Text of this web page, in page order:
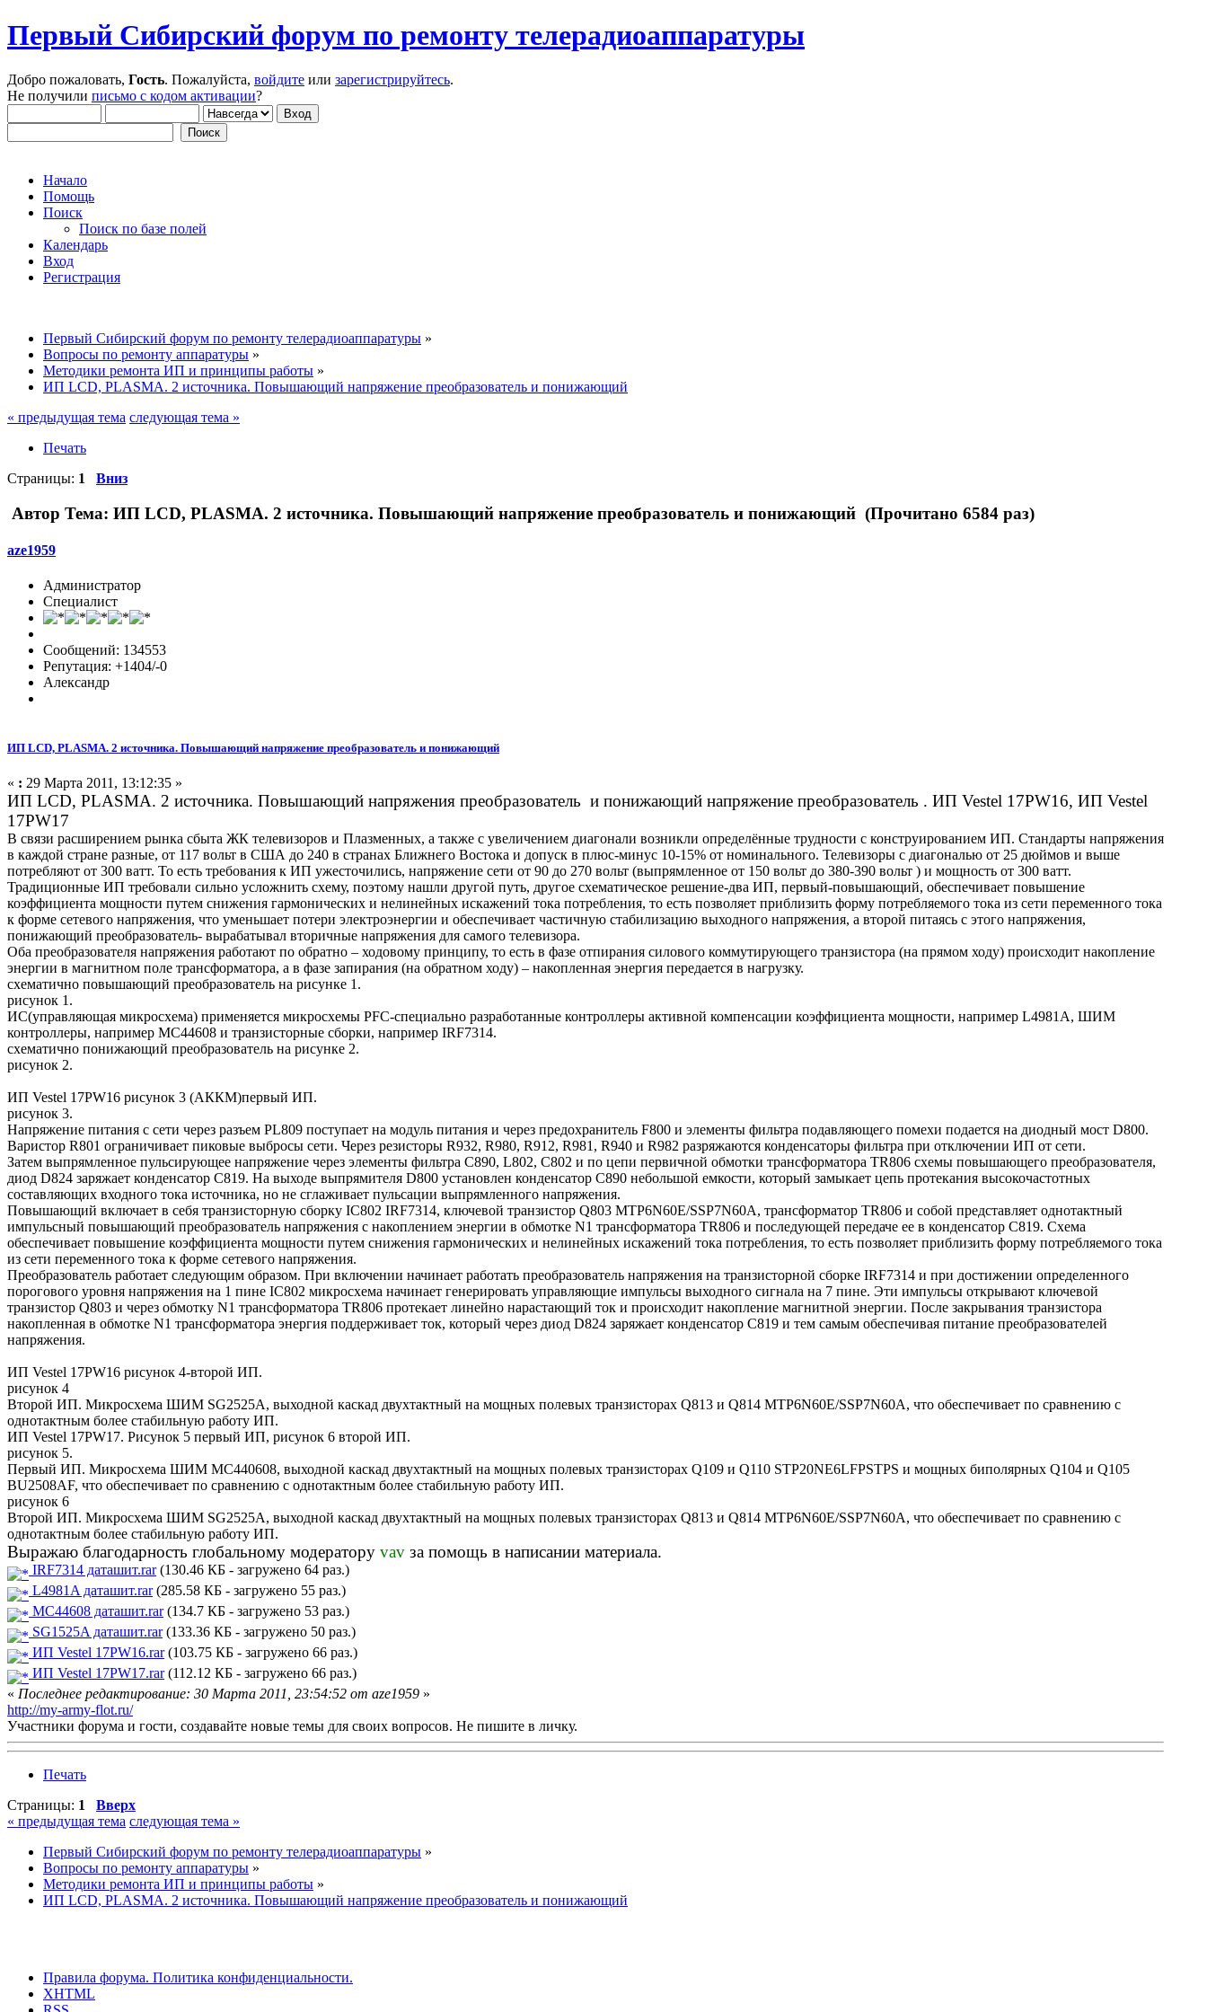
Первый Сибирский форум по ремонту телерадиоаппаратуры
Добро пожаловать, Гость. Пожалуйста, войдите или зарегистрируйтесь.
Не получили письмо с кодом активации?
Начало
Помощь
Поиск
Поиск по базе полей
Календарь
Вход
Регистрация
Первый Сибирский форум по ремонту телерадиоаппаратуры »
Вопросы по ремонту аппаратуры »
Методики ремонта ИП и принципы работы »
ИП LCD, PLASMA. 2 источника. Повышающий напряжение преобразователь и понижающий
« предыдущая тема следующая тема »
Печать
Страницы: 1 Вниз
Автор Тема: ИП LCD, PLASMA. 2 источника. Повышающий напряжение преобразователь и понижающий (Прочитано 6584 раз)
aze1959
Администратор
Специалист
Сообщений: 134553
Репутация: +1404/-0
Александр
ИП LCD, PLASMA. 2 источника. Повышающий напряжение преобразователь и понижающий
« : 29 Марта 2011, 13:12:35 »
ИП LCD, PLASMA. 2 источника. Повышающий напряжения преобразователь и понижающий напряжение преобразователь . ИП Vestel 17PW16, ИП Vestel
17PW17
В связи расширением рынка сбыта ЖК телевизоров и Плазменных, а также с увеличением диагонали возникли определённые трудности с конструированием ИП. Стандарты напряжения
в каждой стране разные, от 117 вольт в США до 240 в странах Ближнего Востока и допуск в плюс-минус 10-15% от номинального. Телевизоры с диагональю от 25 дюймов и выше
потребляют от 300 ватт. То есть требования к ИП ужесточились, напряжение сети от 90 до 270 вольт (выпрямленное от 150 вольт до 380-390 вольт ) и мощность от 300 ватт.
Традиционные ИП требовали сильно усложнить схему, поэтому нашли другой путь, другое схематическое решение-два ИП, первый-повышающий, обеспечивает повышение
коэффициента мощности путем снижения гармонических и нелинейных искажений тока потребления, то есть позволяет приблизить форму потребляемого тока из сети переменного тока
к форме сетевого напряжения, что уменьшает потери электроэнергии и обеспечивает частичную стабилизацию выходного напряжения, а второй питаясь с этого напряжения,
понижающий преобразователь- вырабатывал вторичные напряжения для самого телевизора.
Оба преобразователя напряжения работают по обратно – ходовому принципу, то есть в фазе отпирания силового коммутирующего транзистора (на прямом ходу) происходит накопление
энергии в магнитном поле трансформатора, а в фазе запирания (на обратном ходу) – накопленная энергия передается в нагрузку.
схематично повышающий преобразователь на рисунке 1.
рисунок 1.
ИС(управляющая микросхема) применяется микросхемы PFC-специально разработанные контроллеры активной компенсации коэффициента мощности, например L4981A, ШИМ
контроллеры, например MC44608 и транзисторные сборки, например IRF7314.
схематично понижающий преобразователь на рисунке 2.
рисунок 2.
ИП Vestel 17PW16 рисунок 3 (АККМ)первый ИП.
рисунок 3.
Напряжение питания с сети через разъем PL809 поступает на модуль питания и через предохранитель F800 и элементы фильтра подавляющего помехи подается на диодный мост D800.
Варистор R801 ограничивает пиковые выбросы сети. Через резисторы R932, R980, R912, R981, R940 и R982 разряжаются конденсаторы фильтра при отключении ИП от сети.
Затем выпрямленное пульсирующее напряжение через элементы фильтра С890, L802, С802 и по цепи первичной обмотки трансформатора TR806 схемы повышающего преобразователя,
диод D824 заряжает конденсатор C819. На выходе выпрямителя D800 установлен конденсатор C890 небольшой емкости, который замыкает цепь протекания высокочастотных
составляющих входного тока источника, но не сглаживает пульсации выпрямленного напряжения.
Повышающий включает в себя транзисторную сборку IC802 IRF7314, ключевой транзистор Q803 MTP6N60E/SSP7N60A, трансформатор TR806 и собой представляет однотактный
импульсный повышающий преобразователь напряжения с накоплением энергии в обмотке N1 трансформатора TR806 и последующей передаче ее в конденсатор C819. Схема
обеспечивает повышение коэффициента мощности путем снижения гармонических и нелинейных искажений тока потребления, то есть позволяет приблизить форму потребляемого тока
из сети переменного тока к форме сетевого напряжения.
Преобразователь работает следующим образом. При включении начинает работать преобразователь напряжения на транзисторной сборке IRF7314 и при достижении определенного
порогового уровня напряжения на 1 пине IC802 микросхема начинает генерировать управляющие импульсы выходного сигнала на 7 пине. Эти импульсы открывают ключевой
транзистор Q803 и через обмотку N1 трансформатора TR806 протекает линейно нарастающий ток и происходит накопление магнитной энергии. После закрывания транзистора
накопленная в обмотке N1 трансформатора энергия поддерживает ток, который через диод D824 заряжает конденсатор С819 и тем самым обеспечивая питание преобразователей
напряжения.
ИП Vestel 17PW16 рисунок 4-второй ИП.
рисунок 4
Второй ИП. Микросхема ШИМ SG2525A, выходной каскад двухтактный на мощных полевых транзисторах Q813 и Q814 MTP6N60E/SSP7N60A, что обеспечивает по сравнению с
однотактным более стабильную работу ИП.
ИП Vestel 17PW17. Рисунок 5 первый ИП, рисунок 6 второй ИП.
рисунок 5.
Первый ИП. Микросхема ШИМ MC440608, выходной каскад двухтактный на мощных полевых транзисторах Q109 и Q110 STP20NE6LFPSTPS и мощных биполярных Q104 и Q105
BU2508AF, что обеспечивает по сравнению с однотактным более стабильную работу ИП.
рисунок 6
Второй ИП. Микросхема ШИМ SG2525A, выходной каскад двухтактный на мощных полевых транзисторах Q813 и Q814 MTP6N60E/SSP7N60A, что обеспечивает по сравнению с
однотактным более стабильную работу ИП.
Выражаю благодарность глобальному модератору vav за помощь в написании материала.
IRF7314 даташит.rar(130.46 КБ - загружено 64 раз.)
L4981A даташит.rar(285.58 КБ - загружено 55 раз.)
MC44608 даташит.rar(134.7 КБ - загружено 53 раз.)
SG1525A даташит.rar(133.36 КБ - загружено 50 раз.)
ИП Vestel 17PW16.rar(103.75 КБ - загружено 66 раз.)
ИП Vestel 17PW17.rar(112.12 КБ - загружено 66 раз.)
« Последнее редактирование: 30 Марта 2011, 23:54:52 от aze1959 »
http://my-army-flot.ru/
Участники форума и гости, создавайте новые темы для своих вопросов. Не пишите в личку.
Печать
Страницы: 1
Вверх
« предыдущая тема следующая тема »
Первый Сибирский форум по ремонту телерадиоаппаратуры »
Вопросы по ремонту аппаратуры »
Методики ремонта ИП и принципы работы »
ИП LCD, PLASMA. 2 источника. Повышающий напряжение преобразователь и понижающий
Правила форума. Политика конфиденциальности.
XHTML